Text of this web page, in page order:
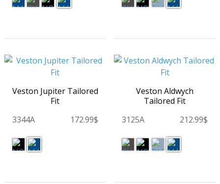
Veston Jupiter Tailored
Fit
3344A
172.99$
Veston Aldwych
Tailored Fit
3125A
212.99$